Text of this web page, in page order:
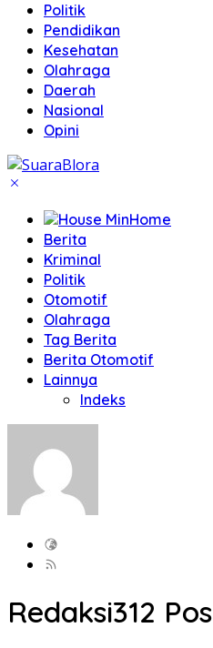
Politik
Pendidikan
Kesehatan
Olahraga
Daerah
Nasional
Opini
Home
Berita
Kriminal
Politik
Otomotif
Olahraga
Tag Berita
Berita Otomotif
Lainnya
Indeks
Redaksi312 Pos